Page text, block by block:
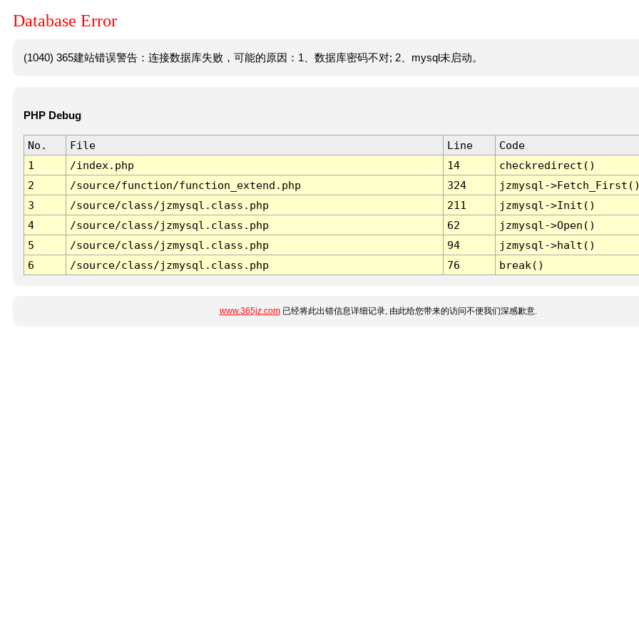
Database Error
(1040) 365建站错误警告：连接数据库失败，可能的原因：1、数据库密码不对; 2、mysql未启动。
PHP Debug
No. File Line
Code
1
/index.php 14
checkredirect()
2
/source/function/function_extend.php 324
jzmysql-
3
/source/class/jzmysql.class.php 211
jzmysql->Init()
4
/source/class/jzmysql.class.php 62
jzmysql->Open()
5
/source/class/jzmysql.class.php 94
jzmysql->halt()
6
/source/class/jzmysql.class.php 76 break()
www.365jz.com已经将此出错信息详细记录, 由此给您带来的访问不便我们深感歉意.